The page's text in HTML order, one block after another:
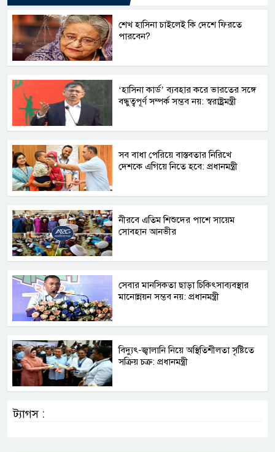
শেখ হাসিনা চাইলেই কি দেশে ফিরতে
পারবেন?
‘হাসিনা কার্ড’ ব্যবহার করে ভারতের সঙ্গে
বন্ধুত্বপূর্ণ সম্পর্ক সম্ভব নয়: স্বরাষ্ট্রমন্ত্রী
সব বাধা পেরিয়ে বাস্তবতার নিরিখে
দেশকে এগিয়ে নিতে হবে: প্রধানমন্ত্রী
নীরবে এতিম শিশুদের পাশে সায়েম
সোবহান আনভীর
সেবার মানসিকতা ছাড়া চিকিৎসাব্যবস্থার
মানোন্নয়ন সম্ভব নয়: প্রধানমন্ত্রী
বিদ্যুৎ-জ্বালানি নিয়ে অস্থিতিশীলতা সৃষ্টিতে
সক্রিয় চক্র: প্রধানমন্ত্রী
ট্যাগস :